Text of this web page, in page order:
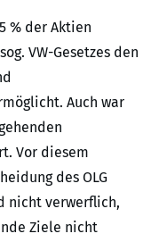
% der Aktien
VW-Gesetzes den
Auch war
Vor diesem
des OLG
nicht verwerflich,
Ziele nicht